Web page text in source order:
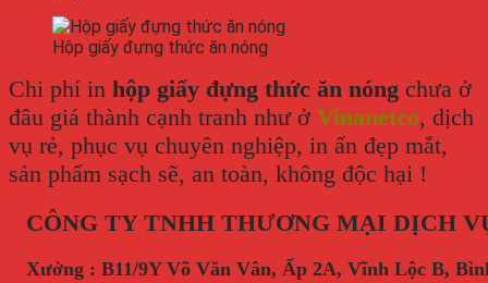
Hộp giấy đựng thức ăn nóng
Chi phí in hộp giấy đựng thức ăn nóng chưa ở
đâu giá thành cạnh tranh như ở Vinanetco, dịch
vụ rẻ, phục vụ chuyên nghiệp, in ấn đẹp mắt,
sản phẩm sạch sẽ, an toàn, không độc hại !
CÔNG TY TNHH THƯƠNG MẠI DỊCH
Xưởng : B11/9Y Võ Văn Vân, Ấp 2A, Vĩnh Lộc B,